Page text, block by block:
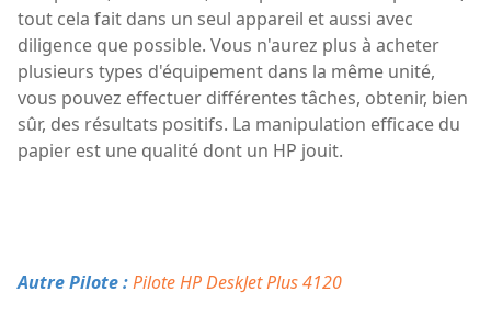
tout cela fait dans un seul appareil et aussi avec
diligence que possible. Vous n'aurez plus à acheter
plusieurs types d'équipement dans la même unité,
vous pouvez effectuer différentes tâches, obtenir, bien
sûr, des résultats positifs. La manipulation efficace du
papier est une qualité dont un HP jouit.
Autre Pilote :Pilote HP DeskJet Plus 4120